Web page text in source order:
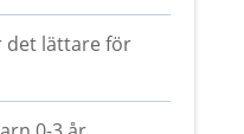
det lättare för